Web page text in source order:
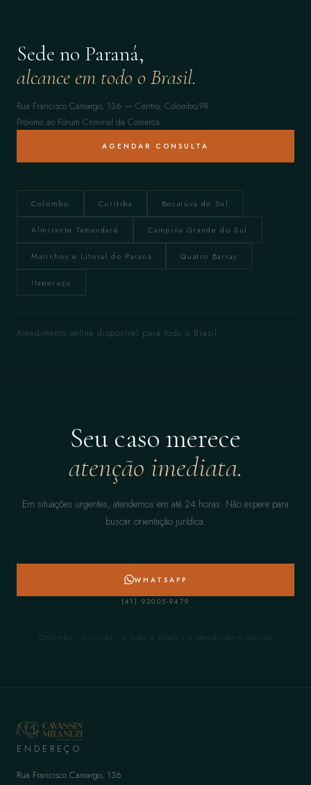
Sede no Paraná,
alcance em todo o Brasil.
Rua Francisco Camargo, 136 — Centro, Colombo/PR
Próximo ao Fórum Criminal da Comarca
AGENDAR CONSULTA
Colombo Curitiba Bocaiúva do Sul
Almirante Tamandaré Campina Grande do Sul
Matinhos e Litoral do Paraná Quatro Barras
Itaperuçu
Atendimento online disponível para todo o Brasil
Seu caso merece
atenção imediata.
Em situações urgentes, atendemos em até 24 horas. Não espere para
buscar orientação jurídica.
WHATSAPP
(41) 92005-9479
Colombo · Curitiba · e todo o Brasil via atendimento online
ENDEREÇO
Rua Francisco Camargo, 136